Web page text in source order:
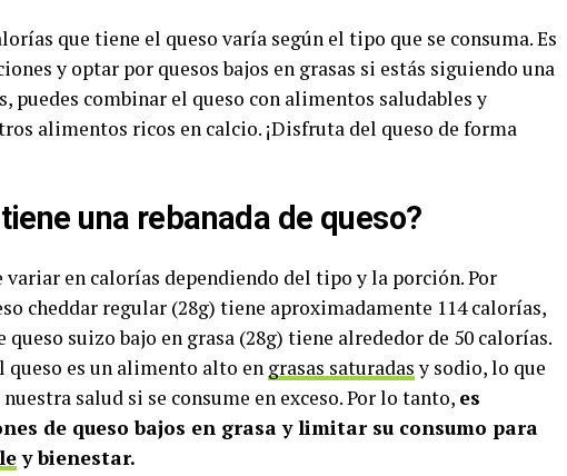
que tiene el queso varía según el tipo que se consuma. Es
y optar por quesos bajos en grasas si estás siguiendo una
puedes combinar el queso con alimentos saludables y
alimentos ricos en calcio. ¡Disfruta del queso de forma
una rebanada de queso?
variar en calorías dependiendo del tipo y la porción. Por
cheddar regular (28g) tiene aproximadamente 114 calorías,
queso suizo bajo en grasa (28g) tiene alrededor de 50 calorías.
es un alimento alto en grasas saturadasy sodio, lo que
salud si se consume en exceso. Por lo tanto, es
de queso bajos en grasa y limitar su consumo para
y bienestar.